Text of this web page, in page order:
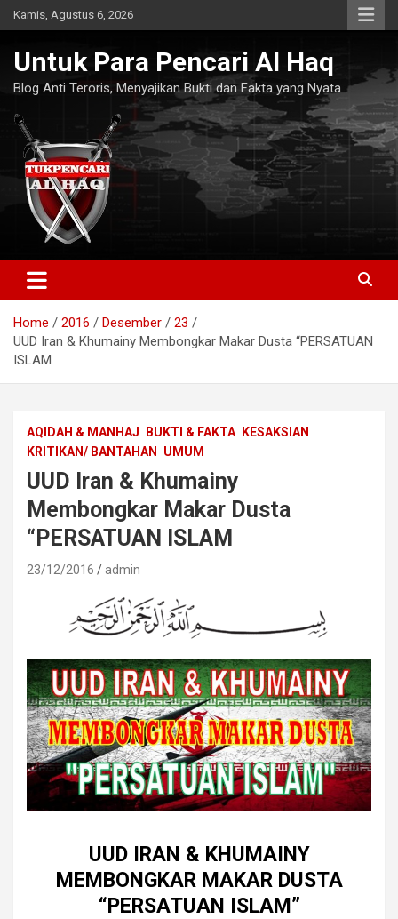
Skip
to
Kamis, Agustus 6, 2026
Untuk Para Pencari Al Haq
Blog Anti Teroris, Menyajikan Bukti dan Fakta yang Nyata
Home 2016 Desember
23
UUD Iran & Khumainy Membongkar Makar Dusta “PERSATUAN
ISLAM
AQIDAH & MANHAJ BUKTI & FAKTA
KESAKSIAN
KRITIKAN/ BANTAHAN
UMUM
UUD Iran & Khumainy
Membongkar Makar Dusta
“PERSATUAN ISLAM
23/12/2016 admin
UUD IRAN & KHUMAINY
MEMBONGKAR MAKAR DUSTA
“PERSATUAN ISLAM”